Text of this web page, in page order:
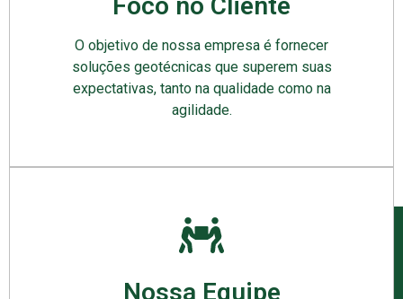
O objetivo de nossa empresa é fornecer
soluções geotécnicas que superem suas
expectativas, tanto na qualidade como na
agilidade.
Nossa Equipe